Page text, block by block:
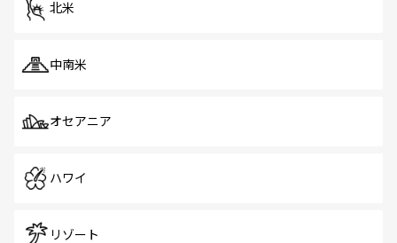
北米
中南米
オセアニア
ハワイ
リゾート